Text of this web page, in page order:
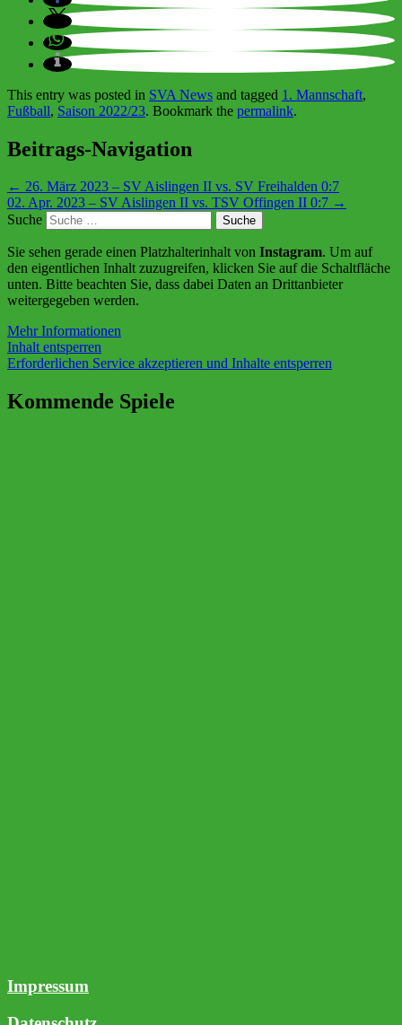
This entry was posted in SVA News and tagged 1. Mannschaft,
Fußball, Saison 2022/23. Bookmark the permalink.
Beitrags-Navigation
← 26. März 2023 – SV Aislingen II vs. SV Freihalden 0:7
02. Apr. 2023 – SV Aislingen II vs. TSV Offingen II 0:7 →
Suche
Sie sehen gerade einen Platzhalterinhalt von Instagram. Um auf
den eigentlichen Inhalt zuzugreifen, klicken Sie auf die Schaltfläche
unten. Bitte beachten Sie, dass dabei Daten an Drittanbieter
weitergegeben werden.
Mehr Informationen
Inhalt entsperren
Erforderlichen Service akzeptieren und Inhalte entsperren
Kommende Spiele
Impressum